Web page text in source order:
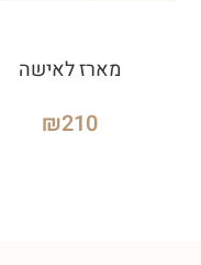
מארז לאישה
₪210